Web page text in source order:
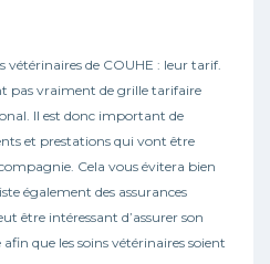
de COUHE : leur tarif.
pas vraiment de grille tarifaire
Il est donc important de
et prestations qui vont être
Cela vous évitera bien
également des assurances
être intéressant d’assurer son
que les soins vétérinaires soient